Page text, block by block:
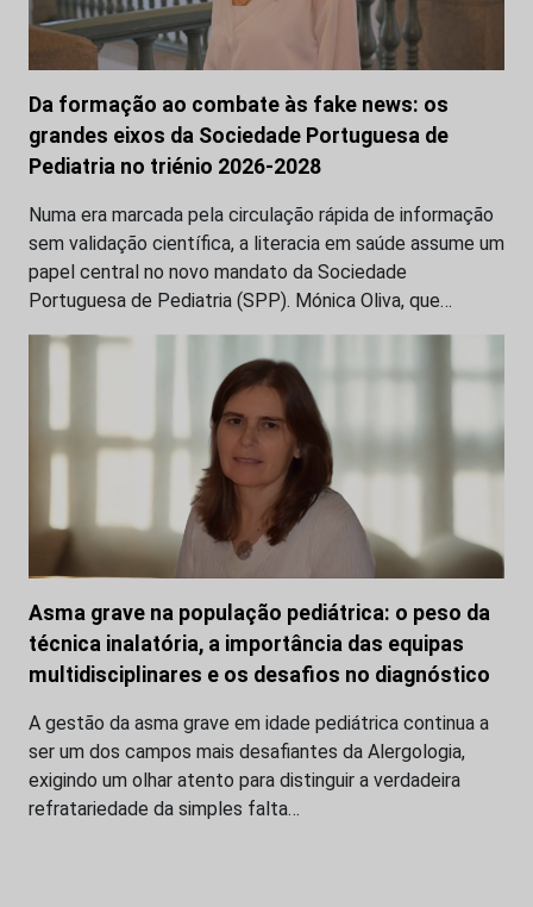
Da formação ao combate às fake news: os
grandes eixos da Sociedade Portuguesa de
Pediatria no triénio 2026-2028
Numa era marcada pela circulação rápida de informação
sem validação científica, a literacia em saúde assume um
papel central no novo mandato da Sociedade
Portuguesa de Pediatria (SPP). Mónica Oliva, que…
Asma grave na população pediátrica: o peso da
técnica inalatória, a importância das equipas
multidisciplinares e os desafios no diagnóstico
A gestão da asma grave em idade pediátrica continua a
ser um dos campos mais desafiantes da Alergologia,
exigindo um olhar atento para distinguir a verdadeira
refratariedade da simples falta…